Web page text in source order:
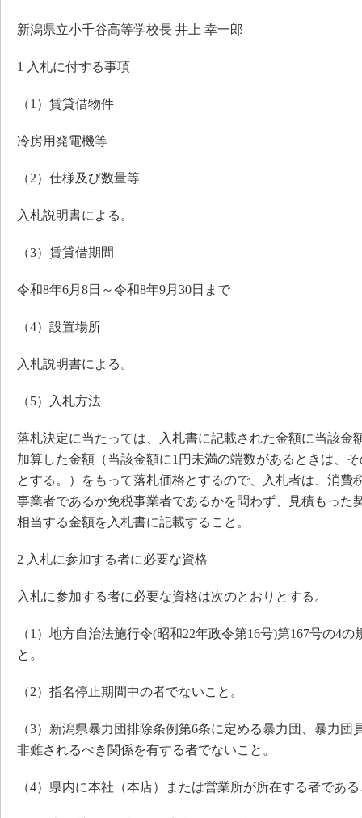
新潟県立小千谷高等学校長 井上 幸一郎
1 入札に付する事項
（1）賃貸借物件
冷房用発電機等
（2）仕様及び数量等
入札説明書による。
（3）賃貸借期間
令和8年6月8日～令和8年9月30日まで
（4）設置場所
入札説明書による。
（5）入札方法
落札決定に当たっては、入札書に記載された金額に当該金
加算した金額（当該金額に1円未満の端数があるときは、
とする。）をもって落札価格とするので、入札者は、消費
事業者であるか免税事業者であるかを問わず、見積もった
相当する金額を入札書に記載すること。
2 入札に参加する者に必要な資格
入札に参加する者に必要な資格は次のとおりとする。
（1）地方自治法施行令(昭和22年政令第16号)第167号の4
と。
（2）指名停止期間中の者でないこと。
（3）新潟県暴力団排除条例第6条に定める暴力団、暴力団
非難されるべき関係を有する者でないこと。
（4）県内に本社（本店）または営業所が所在する者であ